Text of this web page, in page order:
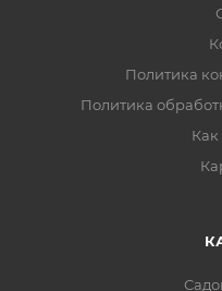
Политика
Политика
Как